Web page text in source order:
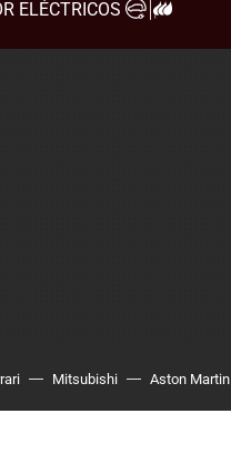
ELÉCTRICOS
Mitsubishi Aston Martin